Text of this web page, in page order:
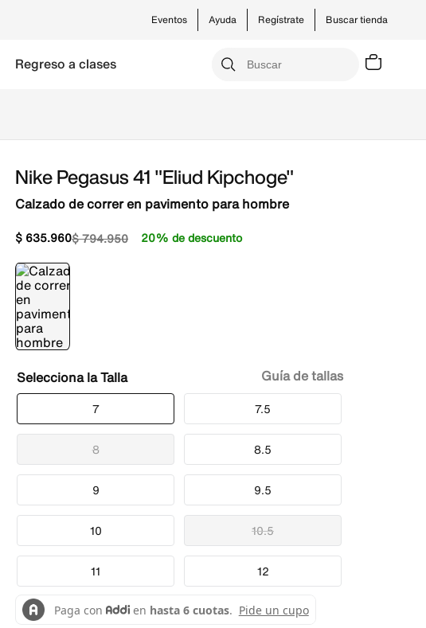
Buscar tienda
Ayuda Regístrate
Eventos
Regreso a clases
Nike Pegasus 41 "Eliud Kipchoge"
Calzado de correr en pavimento para hombre
$794.950
$ 635.960 20% de descuento
Talla
7 7.5
8 8.5
9 9.5
10 10.5
11 12
Guía de tallas